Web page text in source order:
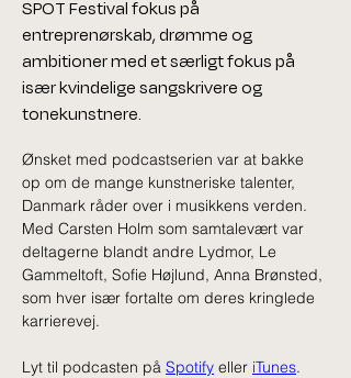
SPOT Festival fokus på
entreprenørskab, drømme og
ambitioner med et særligt fokus på
især kvindelige sangskrivere og
tonekunstnere.
Ønsket med podcastserien var at bakke
op om de mange kunstneriske talenter,
Danmark råder over i musikkens verden.
Med Carsten Holm som samtalevært var
deltagerne blandt andre Lydmor, Le
Gammeltoft, Sofie Højlund, Anna Brønsted,
som hver især fortalte om deres kringlede
karrierevej.
Lyt til podcasten på Spotify eller iTunes.